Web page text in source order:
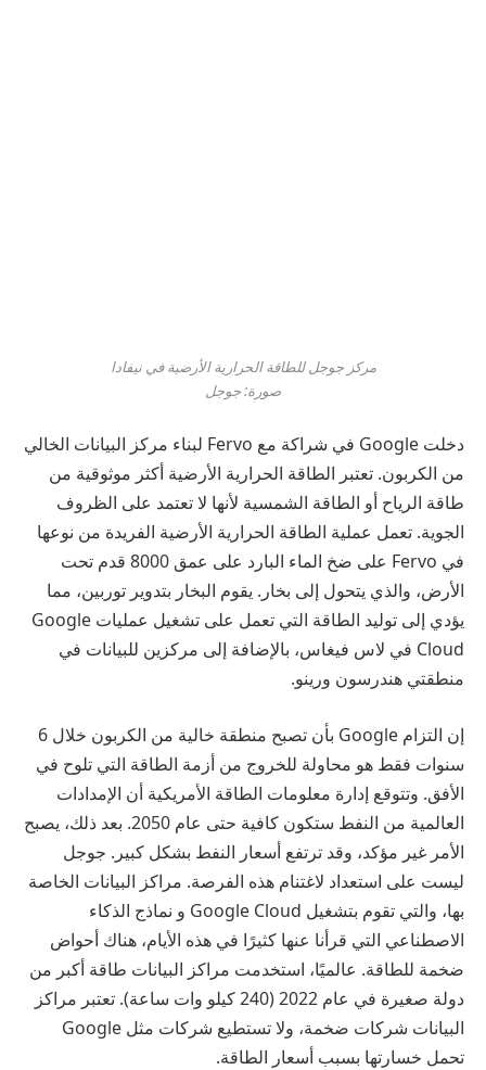
مركز جوجل للطاقة الحرارية الأرضية في نيفادا
صورة: جوجل
دخلت Google في شراكة مع Fervo لبناء مركز البيانات الخالي
من الكربون. تعتبر الطاقة الحرارية الأرضية أكثر موثوقية من
طاقة الرياح أو الطاقة الشمسية لأنها لا تعتمد على الظروف
الجوية. تعمل عملية الطاقة الحرارية الأرضية الفريدة من نوعها
في Fervo على ضخ الماء البارد على عمق 8000 قدم تحت
الأرض، والذي يتحول إلى بخار. يقوم البخار بتدوير توربين، مما
يؤدي إلى توليد الطاقة التي تعمل على تشغيل عمليات Google
Cloud في لاس فيغاس، بالإضافة إلى مركزين للبيانات في
منطقتي هندرسون ورينو.
إن التزام Google بأن تصبح منطقة خالية من الكربون خلال 6
سنوات فقط هو محاولة للخروج من أزمة الطاقة التي تلوح في
الأفق. وتتوقع إدارة معلومات الطاقة الأمريكية أن الإمدادات
العالمية من النفط ستكون كافية حتى عام 2050
. بعد ذلك، يصبح
الأمر غير مؤكد، وقد ترتفع أسعار النفط بشكل كبير. جوجل
ليست على استعداد لاغتنام هذه الفرصة. مراكز البيانات الخاصة
بها، والتي تقوم بتشغيل Google Cloud و
نماذج الذكاء
الاصطناعي التي قرأنا عنها كثيرًا في هذه الأيام، هناك أحواض
ضخمة للطاقة. عالميًا، استخدمت مراكز البيانات طاقة أكبر من
دولة صغيرة في عام 2022 (
240 كيلو وات ساعة
). تعتبر مراكز
البيانات شركات ضخمة، ولا تستطيع شركات مثل Google
تحمل خسارتها بسبب أسعار الطاقة.